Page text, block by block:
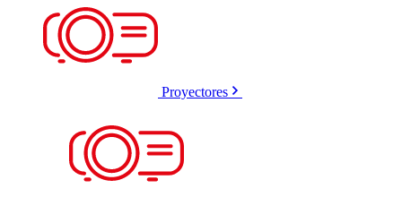
Proyectores